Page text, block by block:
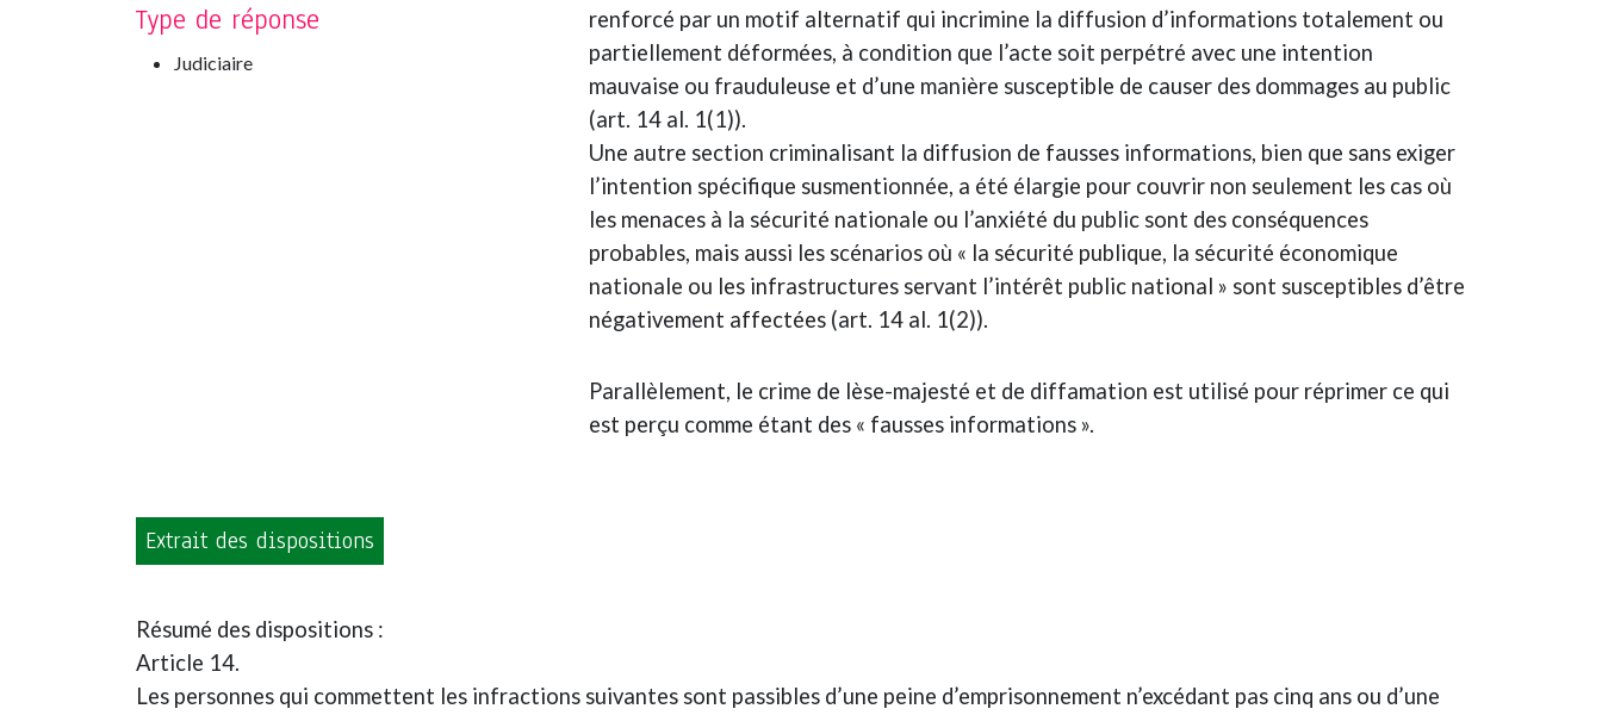
Type de réponse
Judiciaire
renforcé par un motif alternatif qui incrimine la diffusion d’informations totalement ou
partiellement déformées, à condition que l’acte soit perpétré avec une intention
mauvaise ou frauduleuse et d’une manière susceptible de causer des dommages au public
(art. 14 al. 1(1)).
Une autre section criminalisant la diffusion de fausses informations, bien que sans exiger
l’intention spécifique susmentionnée, a été élargie pour couvrir non seulement les cas où
les menaces à la sécurité nationale ou l’anxiété du public sont des conséquences
probables, mais aussi les scénarios où « la sécurité publique, la sécurité économique
nationale ou les infrastructures servant l’intérêt public national » sont susceptibles d’être
négativement affectées (art. 14 al. 1(2)).
Parallèlement, le crime de lèse-majesté et de diffamation est utilisé pour réprimer ce qui
est perçu comme étant des « fausses informations ».
Extrait des dispositions
Résumé des dispositions :
Article 14.
Les personnes qui commettent les infractions suivantes sont passibles d’une peine d’emprisonnement n’excédant pas cinq ans ou d’une